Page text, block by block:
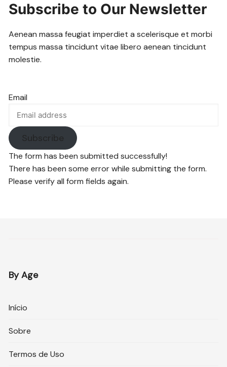
Subscribe to Our Newsletter
Aenean massa feugiat imperdiet a scelerisque et morbi
tempus massa tincidunt vitae libero aenean tincidunt
molestie.
Email
Subscribe
The form has been submitted successfully!
There has been some error while submitting the form.
Please verify all form fields again.
By Age
Início
Sobre
Termos de Uso